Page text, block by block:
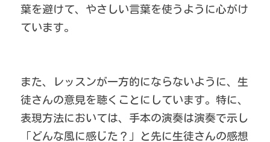
葉を避けて、やさしい言葉を使うように心がけ
ています。
また、レッスンが一方的にならないように、生
徒さんの意見を聴くことにしています。特に、
表現方法においては、手本の演奏は演奏で示し
「どんな風に感じた？」と先に生徒さんの感想